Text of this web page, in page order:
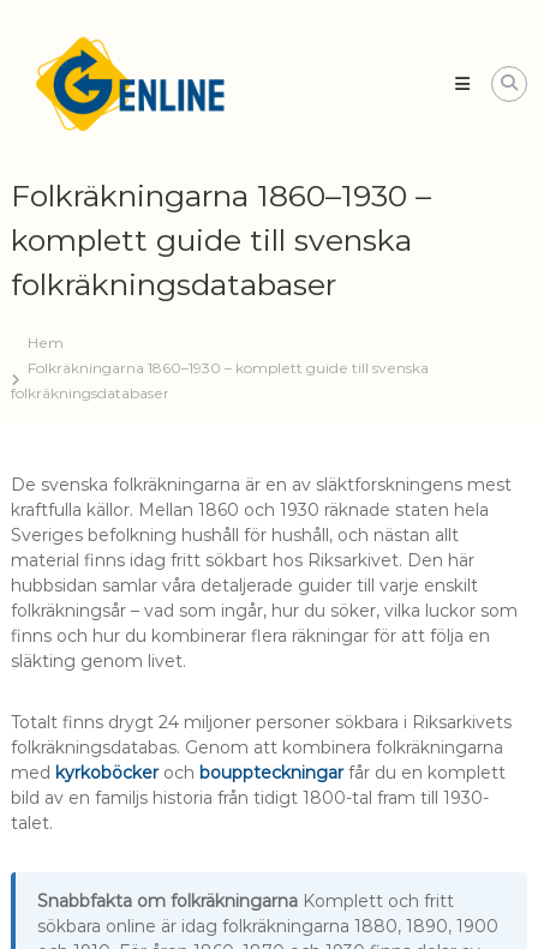
content
med
Genline
kompletta
svenska
Folkräkningarna 1860–1930 –
komplett guide till svenska
folkräkningsdatabaser
Hem
Folkräkningarna 1860–1930 – komplett guide till svenska
folkräkningsdatabaser
De svenska folkräkningarna är en av släktforskningens mest
kraftfulla källor. Mellan 1860 och 1930 räknade staten hela
Sveriges befolkning hushåll för hushåll, och nästan allt
material finns idag fritt sökbart hos Riksarkivet. Den här
hubbsidan samlar våra detaljerade guider till varje enskilt
folkräkningsår – vad som ingår, hur du söker, vilka luckor som
finns och hur du kombinerar flera räkningar för att följa en
släkting genom livet.
Totalt finns drygt 24 miljoner personer sökbara i Riksarkivets
folkräkningsdatabas. Genom att kombinera folkräkningarna
med kyrkoböckeroch bouppteckningarfår du en komplett
bild av en familjs historia från tidigt 1800-tal fram till 1930-
talet.
Snabbfakta om folkräkningarnaKomplett och fritt
sökbara online är idag folkräkningarna 1880, 1890, 1900